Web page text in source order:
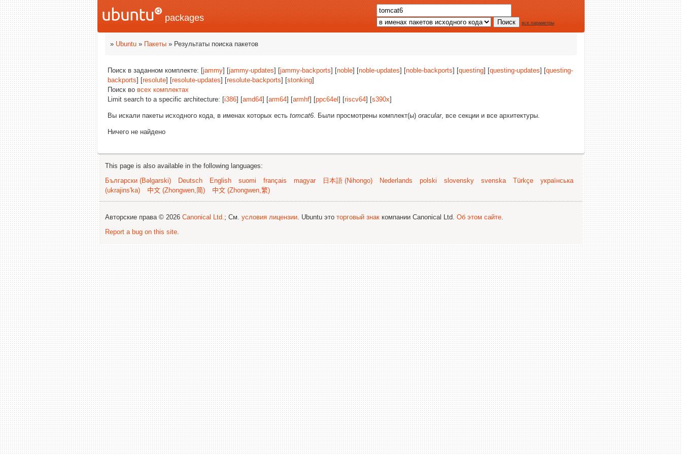
packages все параметры
» Ubuntu » Пакеты » Результаты поиска пакетов
Поиск в заданном комплекте: [jammy] [jammy-updates] [jammy-backports] [noble] [noble-updates] [noble-backports] [questing] [questing-updates] [questing-
backports] [resolute] [resolute-updates] [resolute-backports] [stonking]
Поиск во всех комплектах
Limit search to a specific architecture: [i386] [amd64] [arm64] [armhf] [ppc64el ] [riscv64] [s390x]
Вы искали пакеты исходного кода, в именах которых есть tomcat6. Были просмотрены комплект(ы) oracular, все секции и все архитектуры.
Ничего не найдено
This page is also available in the following languages:
Български (Bəlgarski)
Deutsch English suomi français magyar 日本語 (Nihongo) Nederlands polski slovensky svenska Türkçe
українська
(ukrajins'ka)
中文 (Zhongwen,简) 中文 (Zhongwen,繁)
Авторские права © 2026 Canonical Ltd.; См. условия лицензии. Ubuntu это торговый знак компании Canonical Ltd. Об этом сайте.
Report a bug on this site.